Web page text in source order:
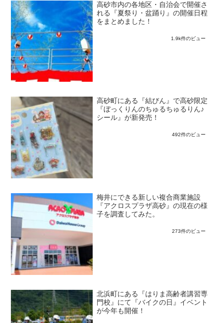
高砂市内の各地区・自治会で開催さ
れる『夏祭り・盆踊り』の開催日程
をまとめました！
1.9k件のビュー
高砂町にある『結びん』で高砂限定
『ぼっくりんのちゅるちゅるりん♪
シール』が新発売！
492件のビュー
梅井にできる新しい複合商業施設
『アクロスプラザ高砂』の現在の様
子を調査してみた。
273件のビュー
北浜町にある『はりま高齢者講習専
門校』にて『バイクの日』イベント
が今年も開催！